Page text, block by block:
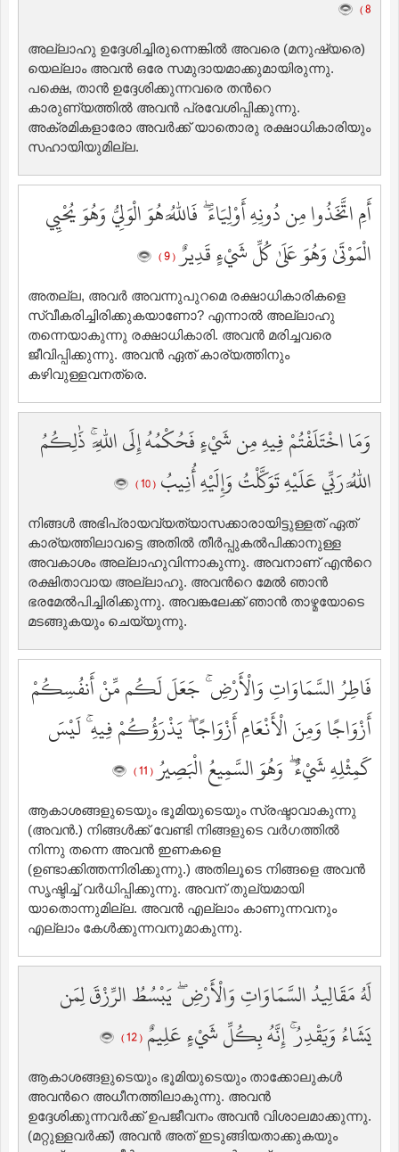
8 )
അല്ലാഹു ഉദ്ദേശിച്ചിരുന്നെങ്കില്‍ അവരെ (മനുഷ്യരെ)
യെല്ലാം അവന്‍ ഒരേ സമുദായമാക്കുമായിരുന്നു.
പക്ഷെ, താന്‍ ഉദ്ദേശിക്കുന്നവരെ തന്‍റെ
കാരുണ്യത്തില്‍ അവന്‍ പ്രവേശിപ്പിക്കുന്നു.
അക്രമികളാരോ അവര്‍ക്ക് യാതൊരു രക്ഷാധികാരിയും
സഹായിയുമില്ല.
أَمِ اتَّخَذُوا مِن دُونِهِ أَوْلِيَاءَ ۖ فَاللَّهُ هُوَ الْوَلِيُّ وَهُوَ يُحْيِي
الْمَوْتَىٰ وَهُوَ عَلَىٰ كُلِّ شَيْءٍ قَدِيرٌ( 9 )
അതല്ല, അവര്‍ അവന്നുപുറമെ രക്ഷാധികാരികളെ
സ്വീകരിച്ചിരിക്കുകയാണോ? എന്നാല്‍ അല്ലാഹു
തന്നെയാകുന്നു രക്ഷാധികാരി. അവന്‍ മരിച്ചവരെ
ജീവിപ്പിക്കുന്നു. അവന്‍ ഏത് കാര്യത്തിനും
കഴിവുള്ളവനത്രെ.
وَمَا اخْتَلَفْتُمْ فِيهِ مِن شَيْءٍ فَحُكْمُهُ إِلَى اللَّهِ ۚ ذَٰلِكُمُ
اللَّهُ رَبِّي عَلَيْهِ تَوَكَّلْتُ وَإِلَيْهِ أُنِيبُ ( 10 )
നിങ്ങള്‍ അഭിപ്രായവ്യത്യാസക്കാരായിട്ടുള്ളത് ഏത്
കാര്യത്തിലാവട്ടെ അതില്‍ തീര്‍പ്പുകല്‍പിക്കാനുള്ള
അവകാശം അല്ലാഹുവിന്നാകുന്നു. അവനാണ് എന്‍റെ
രക്ഷിതാവായ അല്ലാഹു. അവന്‍റെ മേല്‍ ഞാന്‍
ഭരമേല്‍പിച്ചിരിക്കുന്നു. അവങ്കലേക്ക് ഞാന്‍ താഴ്മയോടെ
മടങ്ങുകയും ചെയ്യുന്നു.
فَاطِرُ السَّمَاوَاتِ وَالْأَرْضِ ۚ جَعَلَ لَكُم مِّنْ أَنفُسِكُمْ
أَزْوَاجًا وَمِنَ الْأَنْعَامِ أَزْوَاجًا ۖ يَذْرَؤُكُمْ فِيهِ ۚ لَيْسَ
كَمِثْلِهِ شَيْءٌ ۖ وَهُوَ السَّمِيعُ الْبَصِيرُ( 11 )
ആകാശങ്ങളുടെയും ഭൂമിയുടെയും സ്രഷ്ടാവാകുന്നു
(അവന്‍.) നിങ്ങള്‍ക്ക് വേണ്ടി നിങ്ങളുടെ വര്‍ഗത്തില്‍
നിന്നു തന്നെ അവന്‍ ഇണകളെ
(ഉണ്ടാക്കിത്തന്നിരിക്കുന്നു.) അതിലൂടെ നിങ്ങളെ അവന്‍
സൃഷ്ടിച്ച് വര്‍ധിപ്പിക്കുന്നു. അവന് തുല്യമായി
യാതൊന്നുമില്ല. അവന്‍ എല്ലാം കാണുന്നവനും
എല്ലാം കേള്‍ക്കുന്നവനുമാകുന്നു.
لَهُ مَقَالِيدُ السَّمَاوَاتِ وَالْأَرْضِ ۖ يَبْسُطُ الرِّزْقَ لِمَن
يَشَاءُ وَيَقْدِرُ ۚ إِنَّهُ بِكُلِّ شَيْءٍ عَلِيمٌ ( 12 )
ആകാശങ്ങളുടെയും ഭൂമിയുടെയും താക്കോലുകള്‍
അവന്‍റെ അധീനത്തിലാകുന്നു. അവന്‍
ഉദ്ദേശിക്കുന്നവര്‍ക്ക് ഉപജീവനം അവന്‍ വിശാലമാക്കുന്നു.
(മറ്റുള്ളവര്‍ക്ക്‌) അവന്‍ അത് ഇടുങ്ങിയതാക്കുകയും